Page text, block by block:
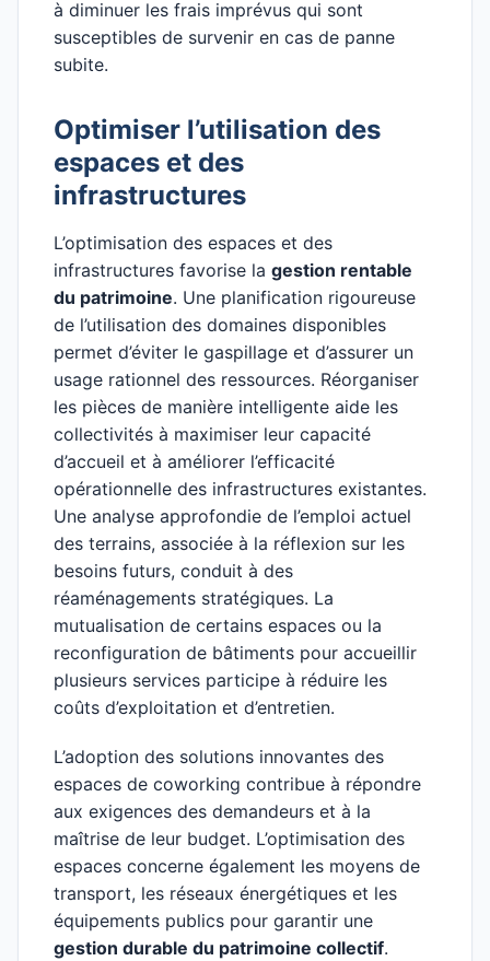
à diminuer les frais imprévus qui sont
susceptibles de survenir en cas de panne
subite.
Optimiser l’utilisation des
espaces et des
infrastructures
L’optimisation des espaces et des
infrastructures favorise la gestion rentable
du patrimoine. Une planification rigoureuse
de l’utilisation des domaines disponibles
permet d’éviter le gaspillage et d’assurer un
usage rationnel des ressources. Réorganiser
les pièces de manière intelligente aide les
collectivités à maximiser leur capacité
d’accueil et à améliorer l’efficacité
opérationnelle des infrastructures existantes.
Une analyse approfondie de l’emploi actuel
des terrains, associée à la réflexion sur les
besoins futurs, conduit à des
réaménagements stratégiques. La
mutualisation de certains espaces ou la
reconfiguration de bâtiments pour accueillir
plusieurs services participe à réduire les
coûts d’exploitation et d’entretien.
L’adoption des solutions innovantes des
espaces de coworking contribue à répondre
aux exigences des demandeurs et à la
maîtrise de leur budget. L’optimisation des
espaces concerne également les moyens de
transport, les réseaux énergétiques et les
équipements publics pour garantir une
gestion durable du patrimoine collectif.